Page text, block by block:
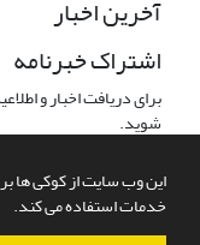
این وب سایت از کوکی ها
خدمات استفاده می کند.
آخرین اخبار
اشتراک خبرنامه
برای دریافت اخبار و
شوید.